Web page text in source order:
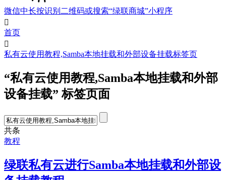
微信中长按识别二维码或搜索“绿联商城”小程序

首页

私有云使用教程,Samba本地挂载和外部设备挂载标签页
“私有云使用教程,Samba本地挂载和外部
设备挂载” 标签页面
共条
教程
绿联私有云进行Samba本地挂载和外部设